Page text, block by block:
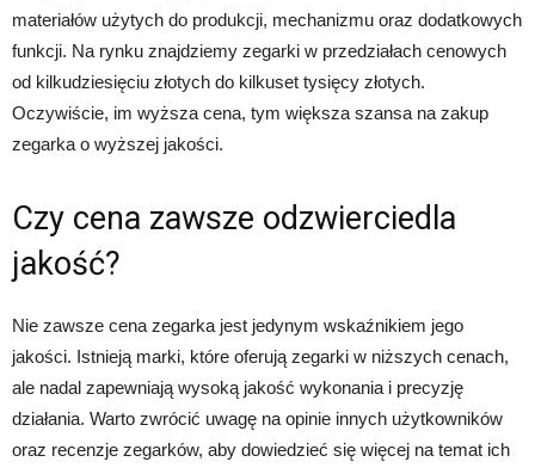
materiałów użytych do produkcji, mechanizmu oraz dodatkowych
funkcji. Na rynku znajdziemy zegarki w przedziałach cenowych
od kilkudziesięciu złotych do kilkuset tysięcy złotych.
Oczywiście, im wyższa cena, tym większa szansa na zakup
zegarka o wyższej jakości.
Czy cena zawsze odzwierciedla
jakość?
Nie zawsze cena zegarka jest jedynym wskaźnikiem jego
jakości. Istnieją marki, które oferują zegarki w niższych cenach,
ale nadal zapewniają wysoką jakość wykonania i precyzję
działania. Warto zwrócić uwagę na opinie innych użytkowników
oraz recenzje zegarków, aby dowiedzieć się więcej na temat ich